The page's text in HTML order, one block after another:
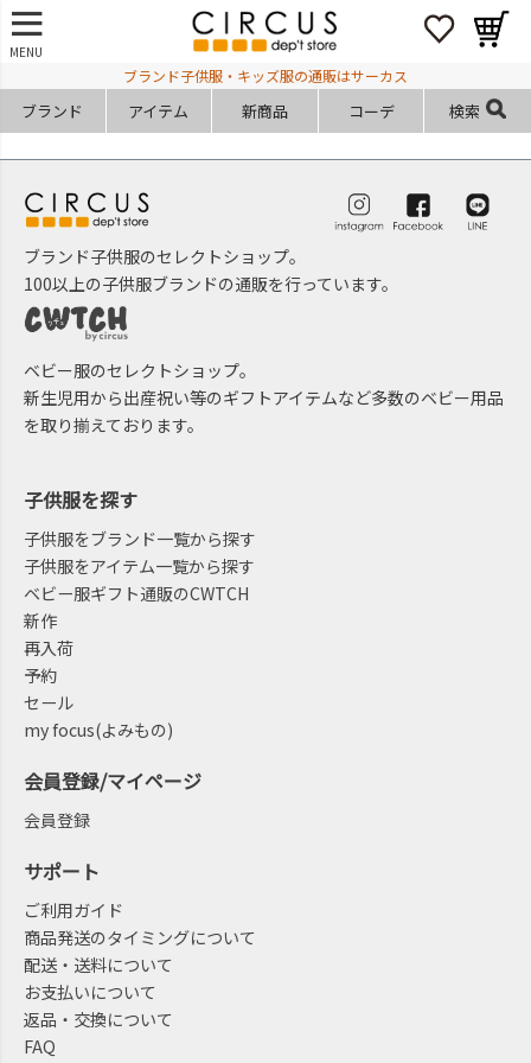
MENU
ブランド子供服・キッズ服の通販はサーカス
ブランド アイテム 新商品 コーデ 検索
ブランド子供服のセレクトショップ。
100以上の子供服ブランドの通販を行っています。
ベビー服のセレクトショップ。
新生児用から出産祝い等のギフトアイテムなど多数のベビー用品
を取り揃えております。
子供服を探す
子供服をブランド一覧から探す
子供服をアイテム一覧から探す
ベビー服ギフト通販のCWTCH
新作
再入荷
予約
セール
my focus(よみもの)
会員登録/マイページ
会員登録
サポート
ご利用ガイド
商品発送のタイミングについて
配送・送料について
お支払いについて
返品・交換について
FAQ